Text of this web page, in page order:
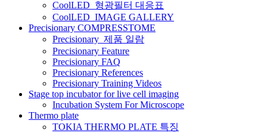
CoolLED_형광필터 대응표
CoolLED_IMAGE GALLERY
Precisionary COMPRESSTOME
Precisionary_제품 일람
Precisionary Feature
Precisionary FAQ
Precisionary References
Precisionary Training Videos
Stage top incubator for live cell imaging
Incubation System For Microscope
Thermo plate
TOKIA THERMO PLATE 특징